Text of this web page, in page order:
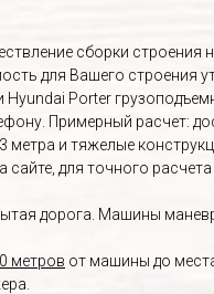
сборки
для Вашего строения
Porter
Примерный расчет:
и тяжелые
для точного
дорога. Машины
метров от машины до